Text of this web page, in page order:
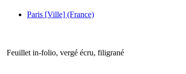
Paris [Ville] (France)
Feuillet in-folio, vergé écru, filigrané